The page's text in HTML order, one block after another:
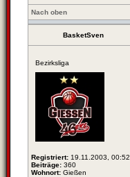
Nach oben
BasketSven
Bezirksliga
Registriert: 19.11.2003, 00:52
Beiträge: 360
Wohnort: Gießen